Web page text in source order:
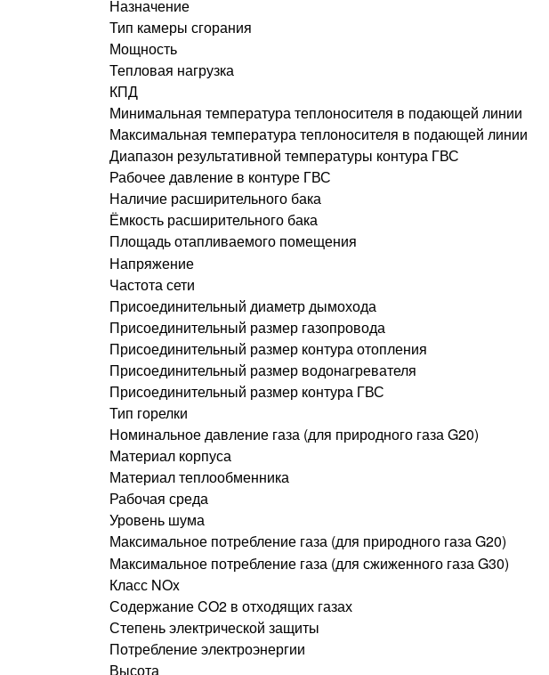
Назначение
Тип камеры сгорания
Мощность
Тепловая нагрузка
КПД
Минимальная температура теплоносителя в подающей линии
Максимальная температура теплоносителя в подающей линии
Диапазон результативной температуры контура ГВС
Рабочее давление в контуре ГВС
Наличие расширительного бака
Ёмкость расширительного бака
Площадь отапливаемого помещения
Напряжение
Частота сети
Присоединительный диаметр дымохода
Присоединительный размер газопровода
Присоединительный размер контура отопления
Присоединительный размер водонагревателя
Присоединительный размер контура ГВС
Тип горелки
Номинальное давление газа (для природного газа G20)
Материал корпуса
Материал теплообменника
Рабочая среда
Уровень шума
Максимальное потребление газа (для природного газа G20)
Максимальное потребление газа (для сжиженного газа G30)
Класс NOx
Содержание CO2 в отходящих газах
Степень электрической защиты
Потребление электроэнергии
Высота